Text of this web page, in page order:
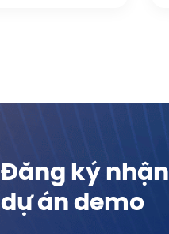
Đăng ký nhận
dự án demo